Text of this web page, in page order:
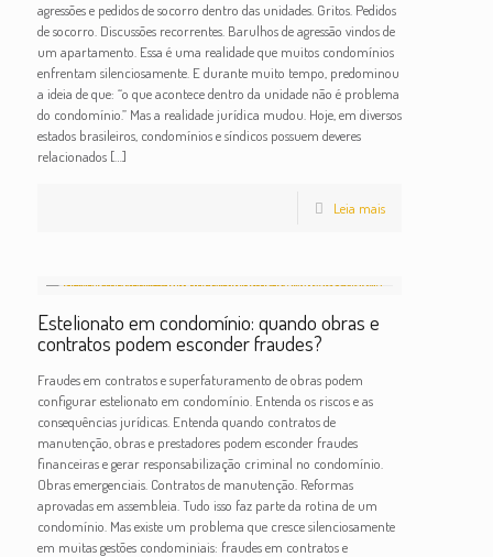
agressões e pedidos de socorro dentro das unidades. Gritos. Pedidos
de socorro. Discussões recorrentes. Barulhos de agressão vindos de
um apartamento. Essa é uma realidade que muitos condomínios
enfrentam silenciosamente. E durante muito tempo, predominou
a ideia de que: “o que acontece dentro da unidade não é problema
do condomínio.” Mas a realidade jurídica mudou. Hoje, em diversos
estados brasileiros, condomínios e síndicos possuem deveres
relacionados[…]
Leia mais
Estelionato em condomínio: quando obras e
contratos podem esconder fraudes?
Fraudes em contratos e superfaturamento de obras podem
configurar estelionato em condomínio. Entenda os riscos e as
consequências jurídicas. Entenda quando contratos de
manutenção, obras e prestadores podem esconder fraudes
financeiras e gerar responsabilização criminal no condomínio.
Obras emergenciais. Contratos de manutenção. Reformas
aprovadas em assembleia. Tudo isso faz parte da rotina de um
condomínio. Mas existe um problema que cresce silenciosamente
em muitas gestões condominiais: fraudes em contratos e